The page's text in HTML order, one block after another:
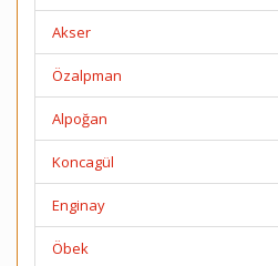
Akser
Özalpman
Alpoğan
Koncagül
Enginay
Öbek